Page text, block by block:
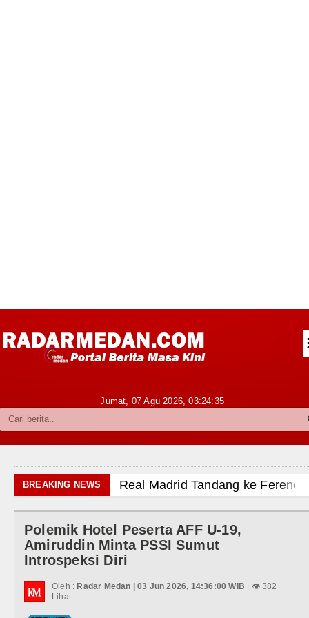
Kabupaten Karo
Politik
Hiburan
Olahraga
Jumat, 07 Agu 2026,03:24:36
BREAKING NEWS Real Madrid Tandang ke
Bupati Taput Sambut Kunjungan
PD AIJ Sumut Kembali
Polemik Hotel Peserta AFF U-19,
Amiruddin Minta PSSI Sumut
Introspeksi Diri
Oleh : Radar Medan | 03 Jun 2026, 14:36:00 WIB | 👁 382
Lihat